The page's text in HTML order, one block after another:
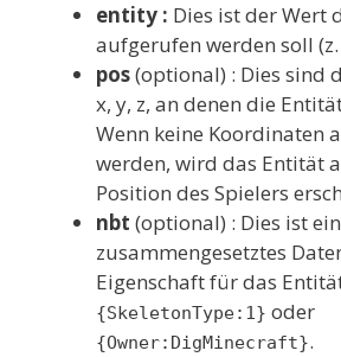
entity : Dies ist der Wert
aufgerufen werden soll (z.
pos(optional) : Dies sind
x, y, z, an denen die
Wenn keine Koordinaten
werden, wird das Entität
Position des Spielers
nbt (optional) : Dies ist ein
zusammengesetztes
Eigenschaft für das
{SkeletonType:1} oder
{Owner:DigMinecraft}.